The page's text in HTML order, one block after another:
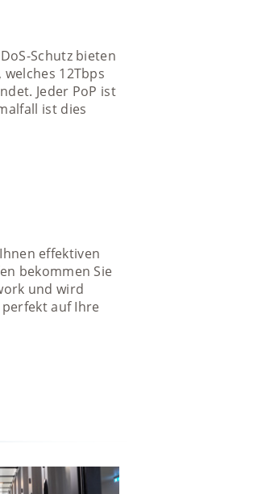
Schutz bieten
12Tbps
Jeder PoP ist
ist dies
effektiven
bekommen Sie
und wird
auf Ihre